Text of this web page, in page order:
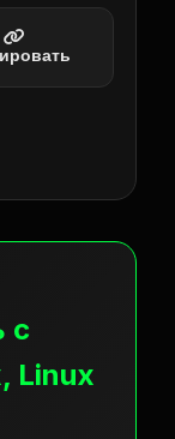
с
Linux